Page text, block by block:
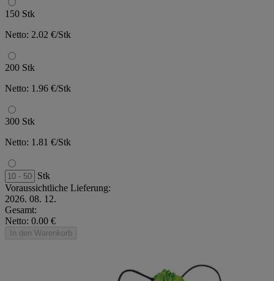
150 Stk
Netto: 2.02 €/Stk
200 Stk
Netto: 1.96 €/Stk
300 Stk
Netto: 1.81 €/Stk
Stk
Voraussichtliche Lieferung:
2026. 08. 12.
Gesamt:
Netto: 0.00 €
In den Warenkorb